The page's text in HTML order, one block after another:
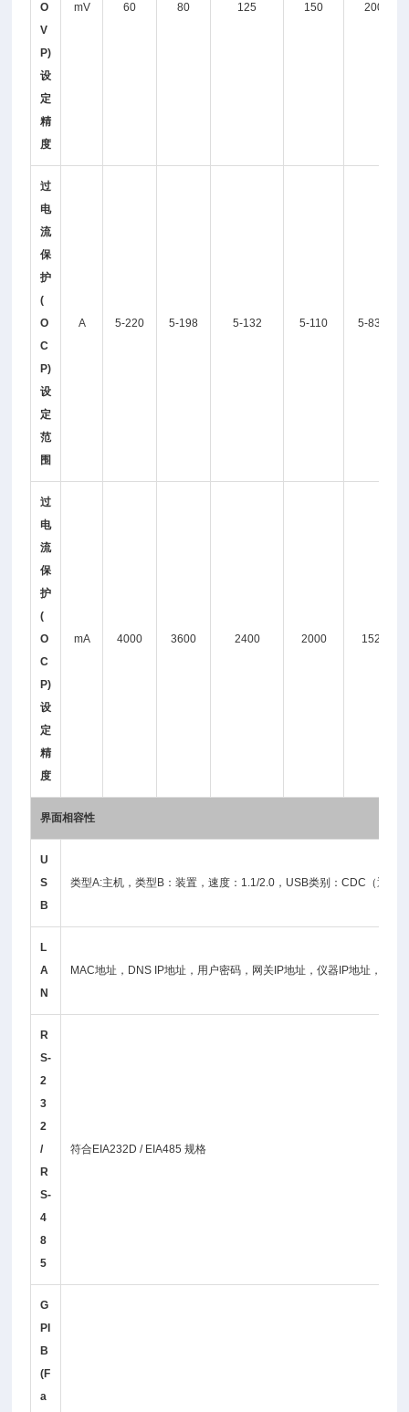
O
V
P)
设
定
精
度
mV 60 80 125 150 200
过
电
流
保
护
(
O
C
P)
设
定
范
围
A 5-220 5-198 5-132 5-110 5-83.6
过
电
流
保
护
(
O
C
P)
设
定
精
度
mA 4000 3600 2400 2000 1520
界面相容性
U
S
B
类型A:主机，类型B：装置，速度：1.1/2.0，USB类别：CDC（通讯
L
A
N
MAC地址，DNS IP地址，用户密码，网关IP地址，仪器IP地址，子网
R
S-
2
3
2
/
R
S-
4
8
5
符合EIA232D / EIA485 规格
G
PI
B
(F
a